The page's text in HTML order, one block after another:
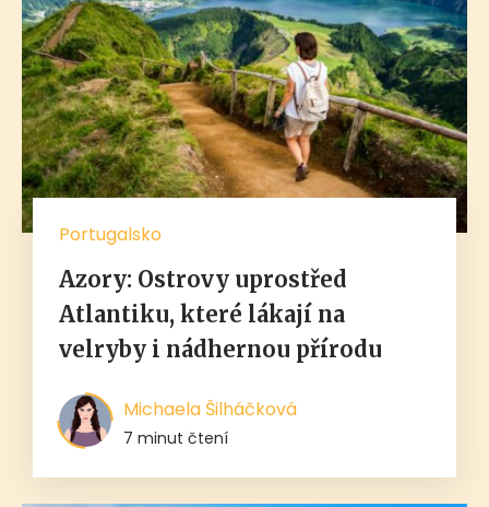
Portugalsko
Azory: Ostrovy uprostřed
Atlantiku, které lákají na
velryby i nádhernou přírodu
Michaela Šilháčková
7 minut čtení